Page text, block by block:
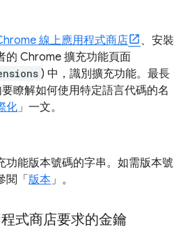
線上應用程式商店
、安裝
的 Chrome 擴充功能頁面
) 中，識別擴充功能。最長
瞭解如何使用特定語言代碼的名
化」一文。
功能版本號碼的字串。如需版本號
閱「 版本」。
式商店要求的金鑰